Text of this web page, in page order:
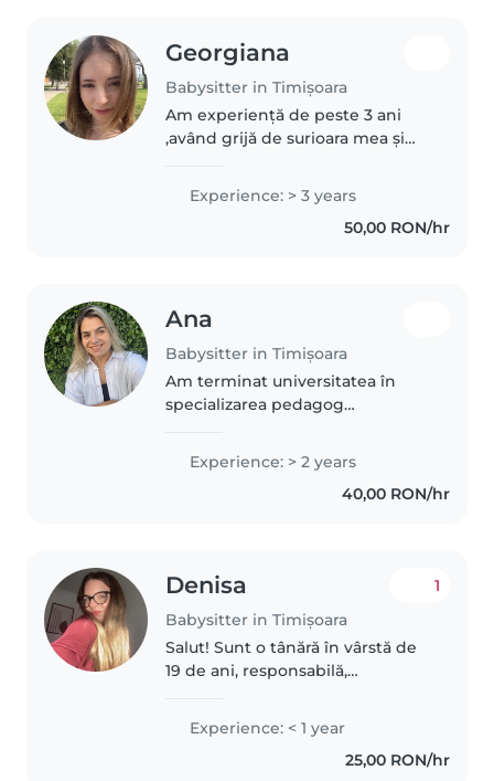
Georgiana
Babysitter in Timișoara
Am experiență de peste 3 ani
,având grijă de surioara mea și
ani. Sunt o tânără responsabilă,
creativă și sociabilă, ador
animalele de companie,..
Experience: > 3 years
50,00 RON/hr
Ana
Babysitter in Timișoara
Am terminat universitatea în
specializarea pedagog
preșcolar În acest timp am avut
grijă de 2 copii gemeni
împreună cu mamaica în vârstă
Experience: > 2 years
40,00 RON/hr
Denisa
Babysitter in Timișoara
1
Salut! Sunt o tânără în vârstă de
19 de ani, responsabilă,
iubește să lucreze cu copii de
toate vârstele. Am experiență
variată și sunt confortabilă cu..
Experience: < 1 year
25,00 RON/hr